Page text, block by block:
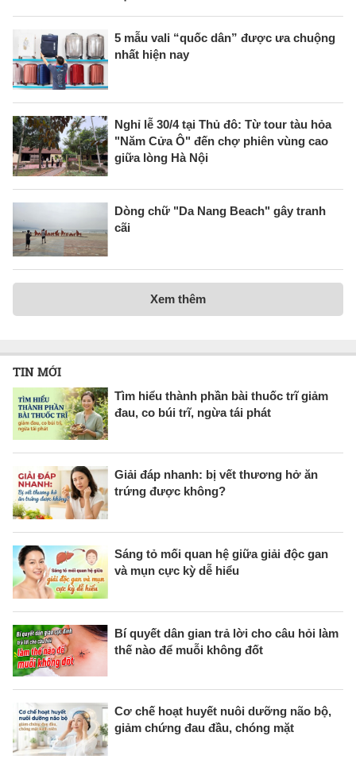
5 mẫu vali “quốc dân” được ưa chuộng
nhất hiện nay
Nghỉ lễ 30/4 tại Thủ đô: Từ tour tàu hỏa
"Năm Cửa Ô" đến chợ phiên vùng cao
giữa lòng Hà Nội
Dòng chữ "Da Nang Beach" gây tranh
cãi
Xem thêm
TIN MỚI
Tìm hiểu thành phần bài thuốc trĩ giảm
đau, co búi trĩ, ngừa tái phát
Giải đáp nhanh: bị vết thương hở ăn
trứng được không?
Sáng tỏ mối quan hệ giữa giải độc gan
và mụn cực kỳ dễ hiểu
Bí quyết dân gian trả lời cho câu hỏi làm
thế nào để muỗi không đốt
Cơ chế hoạt huyết nuôi dưỡng não bộ,
giảm chứng đau đầu, chóng mặt